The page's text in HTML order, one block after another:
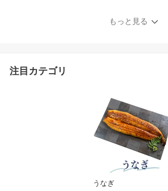
乳 使用 大容量 自宅用 簡
易包装 訳あり 乳酸菌 乳
もっと見る
注目カテゴリ
うなぎ